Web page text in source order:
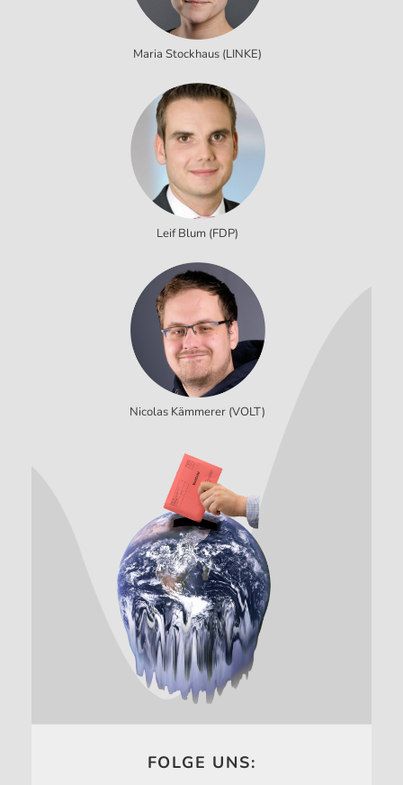
Maria Stockhaus (LINKE)
Leif Blum (FDP)
Nicolas Kämmerer (VOLT)
FOLGE UNS: